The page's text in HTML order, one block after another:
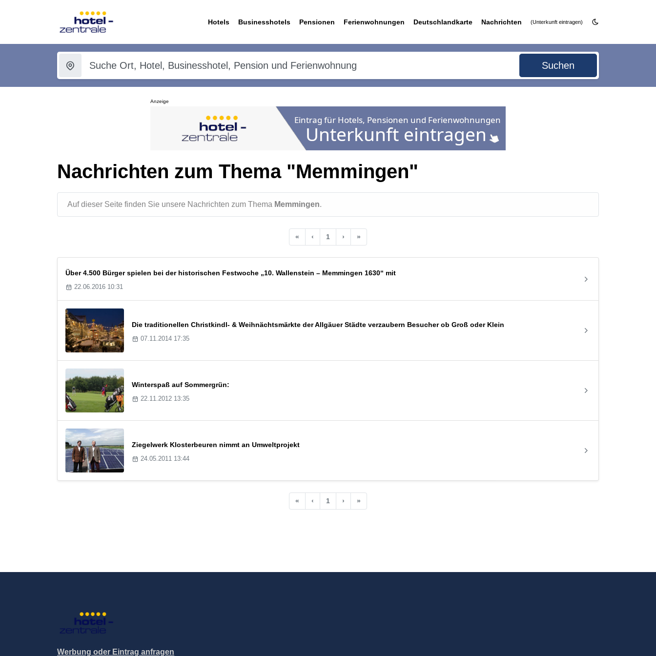
Hotels Businesshotels Pensionen Ferienwohnungen Deutschlandkarte Nachrichten (Unterkunft eintragen)
Suchen
Anzeige
Nachrichten zum Thema "Memmingen"
Auf dieser Seite finden Sie unsere Nachrichten zum Thema Memmingen.
« ‹ 1 › »
Über 4.500 Bürger spielen bei der historischen Festwoche „10. Wallenstein – Memmingen 1630“ mit
22.06.2016 10:31
Die traditionellen Christkindl- & Weihnächtsmärkte der Allgäuer Städte verzaubern Besucher ob Groß oder Klein
07.11.2014 17:35
Winterspaß auf Sommergrün:
22.11.2012 13:35
Ziegelwerk Klosterbeuren nimmt an Umweltprojekt
24.05.2011 13:44
« ‹ 1 › »
Werbung oder Eintrag anfragen